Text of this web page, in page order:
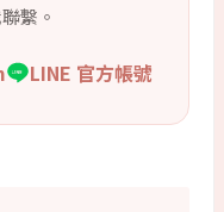
繫。
LINE 官方帳號